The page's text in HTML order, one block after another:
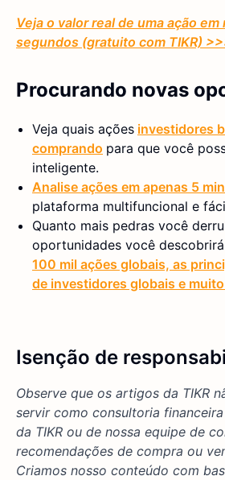
Veja o valor real de uma ação
segundos (gratuito com TIKR)
Procurando novas
Veja quais ações investidores
comprando para que você
inteligente.
Analise ações em apenas 5
plataforma multifuncional e
Quanto mais pedras você
oportunidades você
100 mil ações globais, as
de investidores globais e muito
Isenção de
Observe que os artigos da TIKR
servir como consultoria
da TIKR ou de nossa equipe de
recomendações de compra ou
Criamos nosso conteúdo com